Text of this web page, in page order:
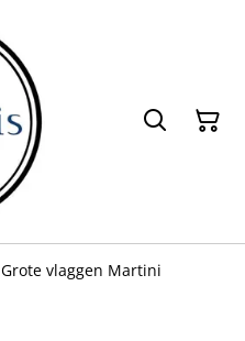
Grote vlaggen Martini